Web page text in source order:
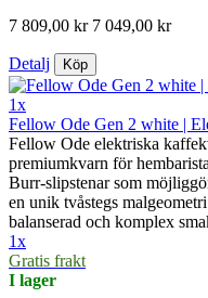
7 809,00 kr 7 049,00 kr
Detalj Köp
1x
Fellow Ode Gen 2 white |
Fellow Ode elektriska
premiumkvarn för
Burr-slipstenar som
en unik tvåstegs
balanserad och komplex
1x
Gratis frakt
I lager